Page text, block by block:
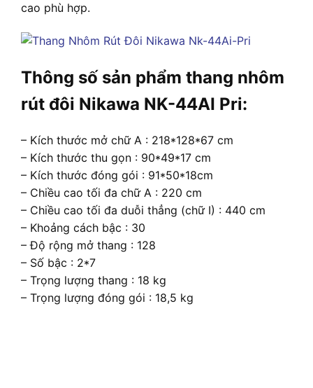
cao phù hợp.
Thông số sản phẩm thang nhôm
rút đôi Nikawa NK-44AI Pri:
– Kích thước mở chữ A : 218*128*67 cm
– Kích thước thu gọn : 90*49*17 cm
– Kích thước đóng gói : 91*50*18cm
– Chiều cao tối đa chữ A : 220 cm
– Chiều cao tối đa duỗi thẳng (chữ I) : 440 cm
– Khoảng cách bậc : 30
– Độ rộng mở thang : 128
– Số bậc : 2*7
– Trọng lượng thang : 18 kg
– Trọng lượng đóng gói : 18,5 kg